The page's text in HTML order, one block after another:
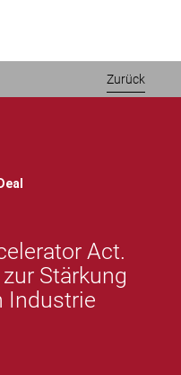
Zurück
Act.
Stärkung
Industrie